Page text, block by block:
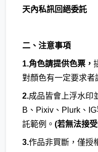
天內私訊回絕委託
二、注意事項
1.角色請提供色票，
對顏色有一定要求者
2.成品皆會上浮水印
B、Pixiv、Plurk、
託範例。 (若無法接
3.作品非買斷，僅授